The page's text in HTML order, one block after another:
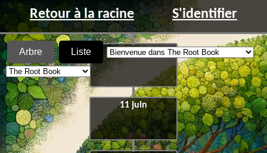
Retour à la racine S'identifier
Arbre Liste 10 Juin
11 juin